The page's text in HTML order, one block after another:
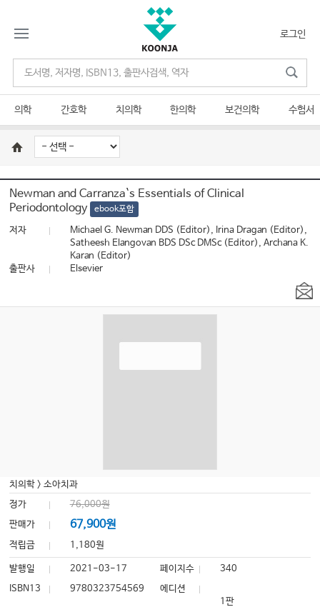
로그인
의학 간호학 치의학 한의학 보건의학 수험서
Newman and Carranza`s Essentials of Clinical
Periodontology
ebook포함
저자
Michael G. Newman DDS (Editor), Irina Dragan (Editor),
Satheesh Elangovan BDS DSc DMSc (Editor), Archana K.
Karan (Editor)
출판사
Elsevier
치의학 >소아치과
정가
76,000원
판매가
67,900원
적립금 1,180원
발행일 2021-03-17 페이지수
340
ISBN13
9780323754569
에디션
1판